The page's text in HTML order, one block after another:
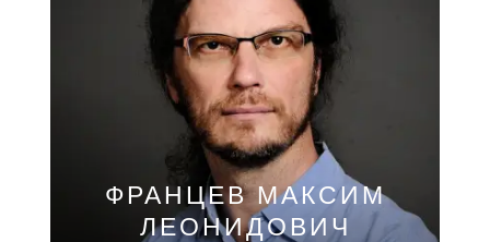
ФРАНЦЕВ МАКСИМ
ЛЕОНИДОВИЧ